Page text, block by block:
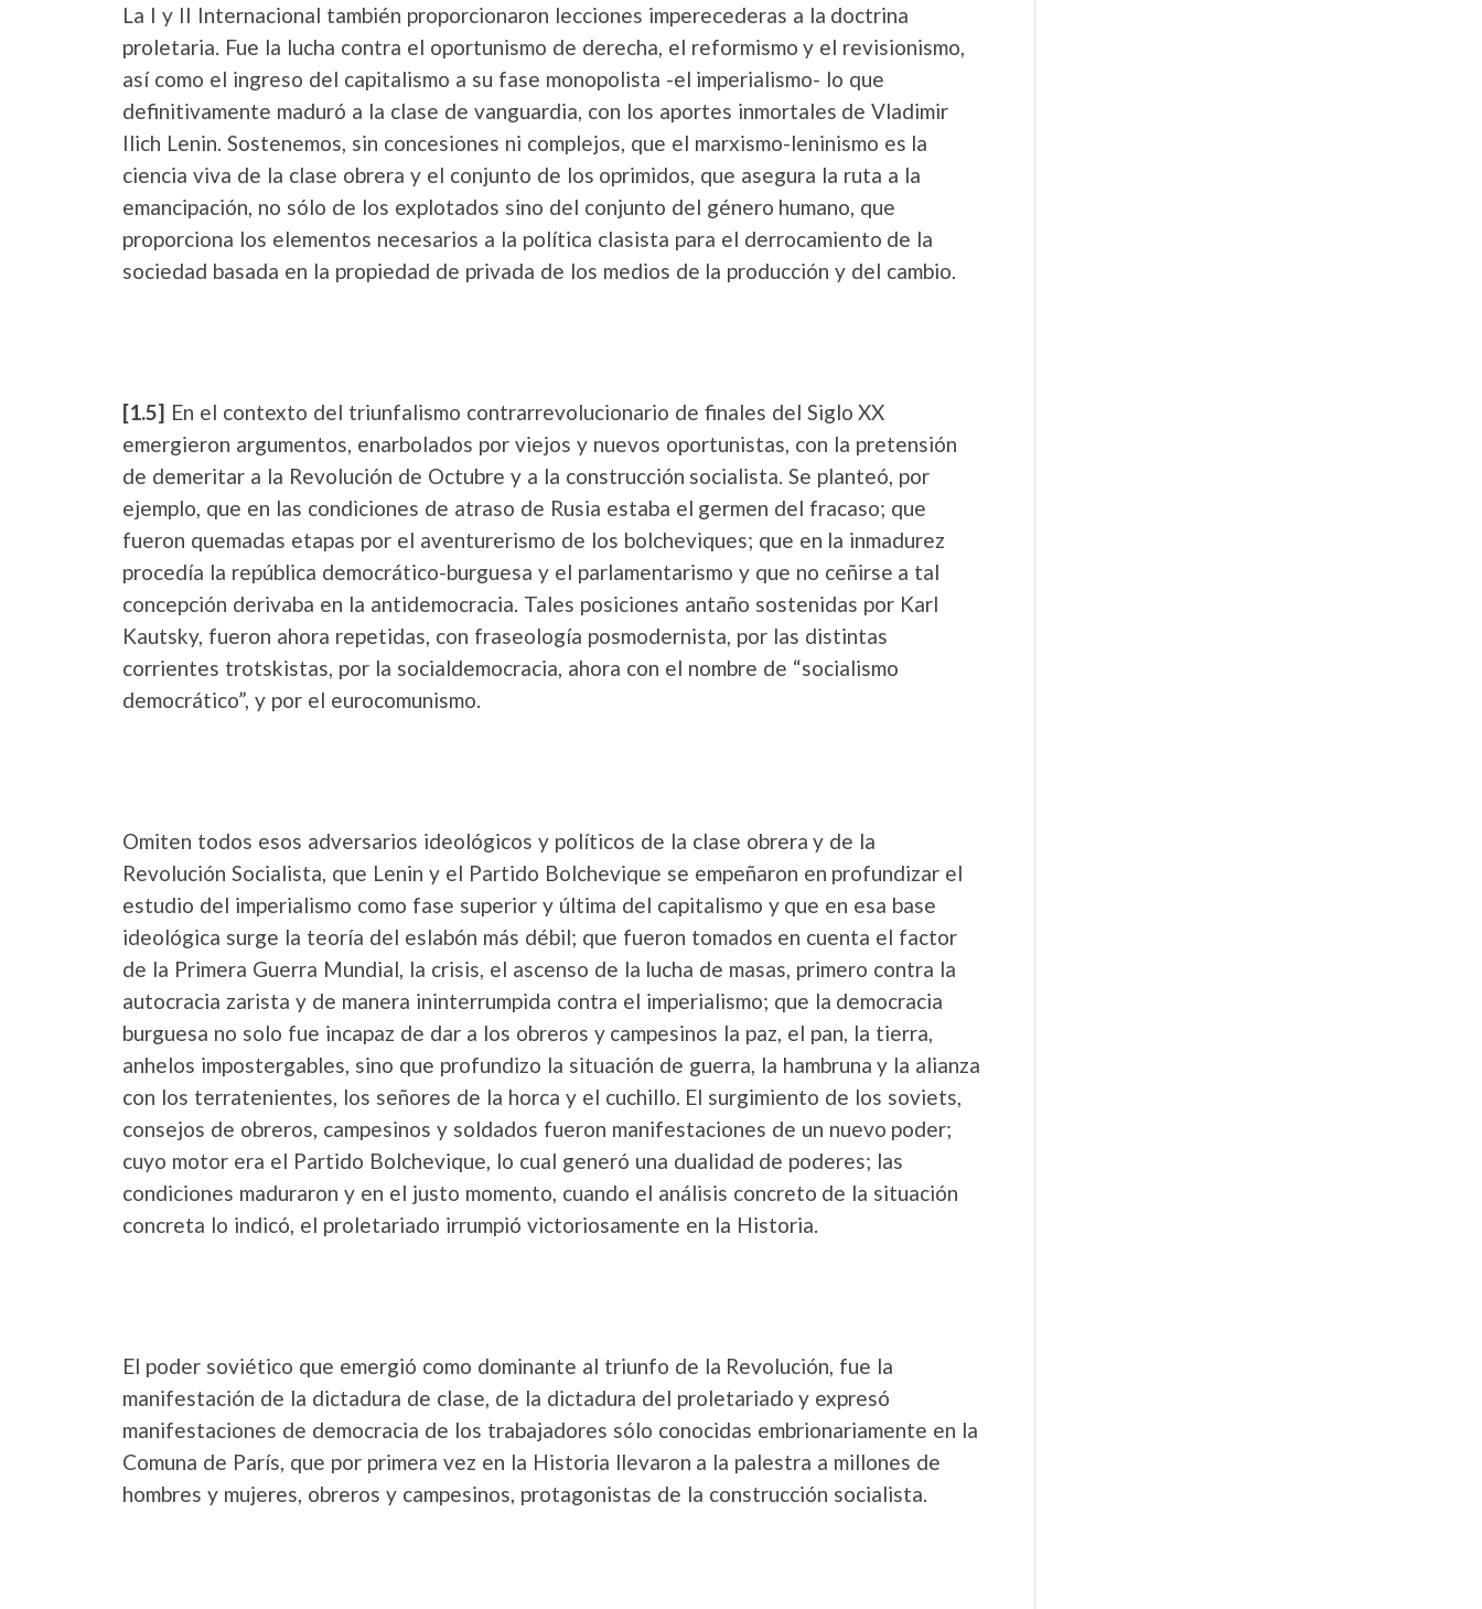
La I y II Internacional también proporcionaron lecciones imperecederas a la doctrina
proletaria. Fue la lucha contra el oportunismo de derecha, el reformismo y el revisionismo,
así como el ingreso del capitalismo a su fase monopolista -el imperialismo- lo que
definitivamente maduró a la clase de vanguardia, con los aportes inmortales de Vladimir
Ilich Lenin. Sostenemos, sin concesiones ni complejos, que el marxismo-leninismo es la
ciencia viva de la clase obrera y el conjunto de los oprimidos, que asegura la ruta a la
emancipación, no sólo de los explotados sino del conjunto del género humano, que
proporciona los elementos necesarios a la política clasista para el derrocamiento de la
sociedad basada en la propiedad de privada de los medios de la producción y del cambio.
[1.5] En el contexto del triunfalismo contrarrevolucionario de finales del Siglo XX
emergieron argumentos, enarbolados por viejos y nuevos oportunistas, con la pretensión
de demeritar a la Revolución de Octubre y a la construcción socialista. Se planteó, por
ejemplo, que en las condiciones de atraso de Rusia estaba el germen del fracaso; que
fueron quemadas etapas por el aventurerismo de los bolcheviques; que en la inmadurez
procedía la república democrático-burguesa y el parlamentarismo y que no ceñirse a tal
concepción derivaba en la antidemocracia. Tales posiciones antaño sostenidas por Karl
Kautsky, fueron ahora repetidas, con fraseología posmodernista, por las distintas
corrientes trotskistas, por la socialdemocracia, ahora con el nombre de “socialismo
democrático”, y por el eurocomunismo.
Omiten todos esos adversarios ideológicos y políticos de la clase obrera y de la
Revolución Socialista, que Lenin y el Partido Bolchevique se empeñaron en profundizar el
estudio del imperialismo como fase superior y última del capitalismo y que en esa base
ideológica surge la teoría del eslabón más débil; que fueron tomados en cuenta el factor
de la Primera Guerra Mundial, la crisis, el ascenso de la lucha de masas, primero contra la
autocracia zarista y de manera ininterrumpida contra el imperialismo; que la democracia
burguesa no solo fue incapaz de dar a los obreros y campesinos la paz, el pan, la tierra,
anhelos impostergables, sino que profundizo la situación de guerra, la hambruna y la alianza
con los terratenientes, los señores de la horca y el cuchillo. El surgimiento de los soviets,
consejos de obreros, campesinos y soldados fueron manifestaciones de un nuevo poder;
cuyo motor era el Partido Bolchevique, lo cual generó una dualidad de poderes; las
condiciones maduraron y en el justo momento, cuando el análisis concreto de la situación
concreta lo indicó, el proletariado irrumpió victoriosamente en la Historia.
El poder soviético que emergió como dominante al triunfo de la Revolución, fue la
manifestación de la dictadura de clase, de la dictadura del proletariado y expresó
manifestaciones de democracia de los trabajadores sólo conocidas embrionariamente en la
Comuna de París, que por primera vez en la Historia llevaron a la palestra a millones de
hombres y mujeres, obreros y campesinos, protagonistas de la construcción socialista.